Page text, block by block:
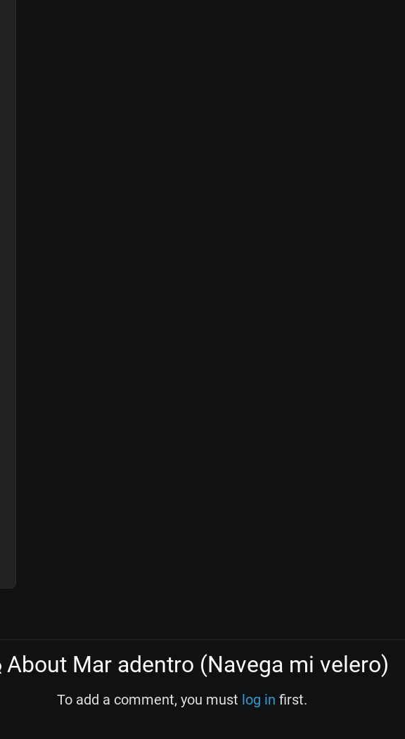
About Mar adentro (Navega mi velero)
To add a comment, you must log in first.